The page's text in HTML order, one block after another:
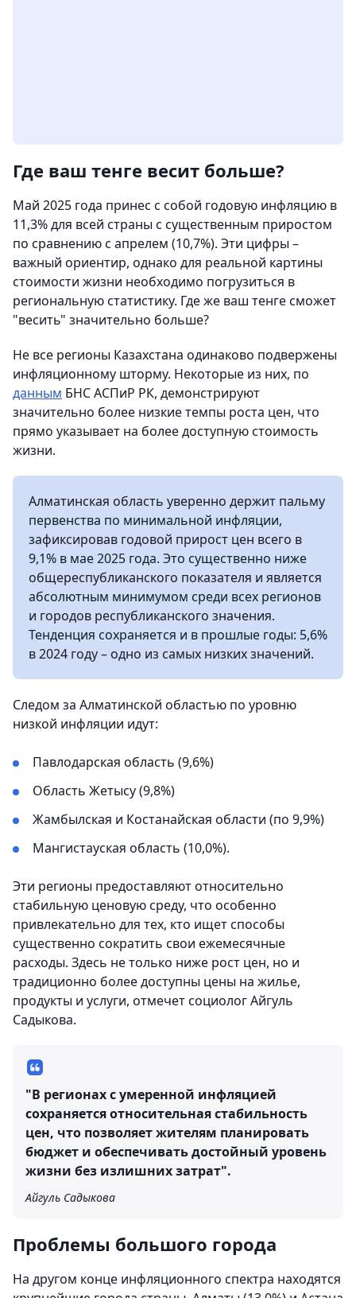
Где ваш тенге весит больше?
Май 2025 года принес с собой годовую инфляцию в
11,3% для всей страны с существенным приростом
по сравнению с апрелем (10,7%). Эти цифры –
важный ориентир, однако для реальной картины
стоимости жизни необходимо погрузиться в
региональную статистику. Где же ваш тенге сможет
"весить" значительно больше?
Не все регионы Казахстана одинаково подвержены
инфляционному шторму. Некоторые из них, по
данным БНС АСПиР РК, демонстрируют
значительно более низкие темпы роста цен, что
прямо указывает на более доступную стоимость
жизни.
Алматинская область уверенно держит пальму
первенства по минимальной инфляции,
зафиксировав годовой прирост цен всего в
9,1% в мае 2025 года. Это существенно ниже
общереспубликанского показателя и является
абсолютным минимумом среди всех регионов
и городов республиканского значения.
Тенденция сохраняется и в прошлые годы: 5,6%
в 2024 году – одно из самых низких значений.
Следом за Алматинской областью по уровню
низкой инфляции идут:
Павлодарская область (9,6%)
Область Жетысу (9,8%)
Жамбылская и Костанайская области (по 9,9%)
Мангистауская область (10,0%).
Эти регионы предоставляют относительно
стабильную ценовую среду, что особенно
привлекательно для тех, кто ищет способы
существенно сократить свои ежемесячные
расходы. Здесь не только ниже рост цен, но и
традиционно более доступны цены на жилье,
продукты и услуги, отмечет социолог Айгуль
Садыкова.
"В регионах с умеренной инфляцией
сохраняется относительная стабильность
цен, что позволяет жителям планировать
бюджет и обеспечивать достойный уровень
жизни без излишних затрат".
Айгуль Садыкова
Проблемы большого города
На другом конце инфляционного спектра находятся